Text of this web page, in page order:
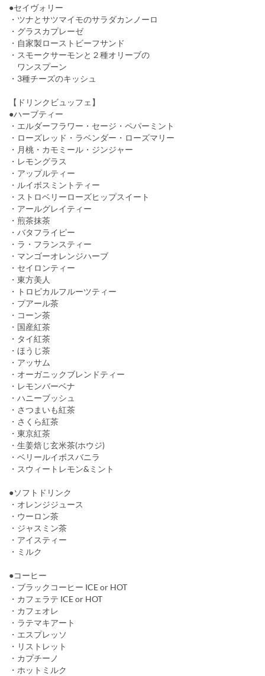
●セイヴォリー
・ツナとサツマイモのサラダカンノーロ
・グラスカプレーゼ
・自家製ローストビーフサンド
・スモークサーモンと２種オリーブの
ワンスプーン
・3種チーズのキッシュ
【ドリンクビュッフェ】
●ハーブティー
・エルダーフラワー・セージ・ペパーミント
・ローズレッド・ラベンダー・ローズマリー
・月桃・カモミール・ジンジャー
・レモングラス
・アップルティー
・ルイボスミントティー
・ストロベリーローズヒップスイート
・アールグレイティー
・煎茶抹茶
・バタフライピー
・ラ・フランスティー
・マンゴーオレンジハーブ
・セイロンティー
・東方美人
・トロピカルフルーツティー
・プアール茶
・コーン茶
・国産紅茶
・タイ紅茶
・ほうじ茶
・アッサム
・オーガニックブレンドティー
・レモンバーベナ
・ハニーブッシュ
・さつまいも紅茶
・さくら紅茶
・東京紅茶
・生姜焙じ玄米茶(ホウジ)
・ベリールイボスバニラ
・スウィートレモン&ミント
●ソフトドリンク
・オレンジジュース
・ウーロン茶
・ジャスミン茶
・アイスティー
・ミルク
●コーヒー
・ブラックコーヒー ICE or HOT
・カフェラテ ICE or HOT
・カフェオレ
・ラテマキアート
・エスプレッソ
・リストレット
・カプチーノ
・ホットミルク